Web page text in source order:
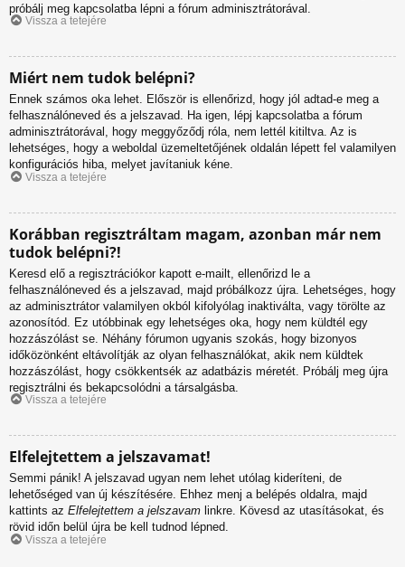
próbálj meg kapcsolatba lépni a fórum adminisztrátorával.
Vissza a tetejére
Miért nem tudok belépni?
Ennek számos oka lehet. Először is ellenőrizd, hogy jól adtad-e meg a
felhasználóneved és a jelszavad. Ha igen, lépj kapcsolatba a fórum
adminisztrátorával, hogy meggyőződj róla, nem lettél kitiltva. Az is
lehetséges, hogy a weboldal üzemeltetőjének oldalán lépett fel valamilyen
konfigurációs hiba, melyet javítaniuk kéne.
Vissza a tetejére
Korábban regisztráltam magam, azonban már nem
tudok belépni?!
Keresd elő a regisztrációkor kapott e-mailt, ellenőrizd le a
felhasználóneved és a jelszavad, majd próbálkozz újra. Lehetséges, hogy
az adminisztrátor valamilyen okból kifolyólag inaktiválta, vagy törölte az
azonosítód. Ez utóbbinak egy lehetséges oka, hogy nem küldtél egy
hozzászólást se. Néhány fórumon ugyanis szokás, hogy bizonyos
időközönként eltávolítják az olyan felhasználókat, akik nem küldtek
hozzászólást, hogy csökkentsék az adatbázis méretét. Próbálj meg újra
regisztrálni és bekapcsolódni a társalgásba.
Vissza a tetejére
Elfelejtettem a jelszavamat!
Semmi pánik! A jelszavad ugyan nem lehet utólag kideríteni, de
lehetőséged van új készítésére. Ehhez menj a belépés oldalra, majd
kattints az Elfelejtettem a jelszavam linkre. Kövesd az utasításokat, és
rövid időn belül újra be kell tudnod lépned.
Vissza a tetejére